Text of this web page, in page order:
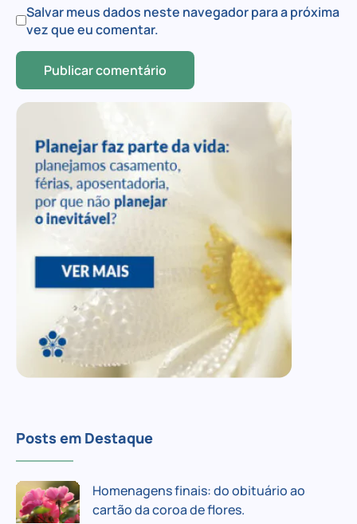
Salvar meus dados neste navegador para a próxima
vez que eu comentar.
Posts em Destaque
Homenagens finais: do obituário ao
cartão da coroa de flores.